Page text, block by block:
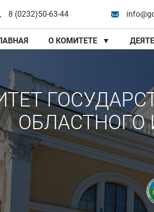
8 (0232)50-63-44
О КОМИТЕТЕ ▼
ОБЛАСТНОГО